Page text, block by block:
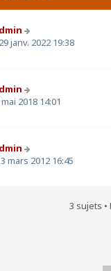
janv. 2022 19:38
2018 14:01
mars 2012 16:45
3 sujets •